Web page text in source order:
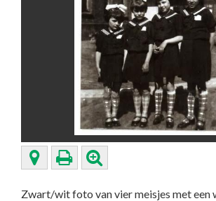
Zwart/wit foto van vier meisjes met een